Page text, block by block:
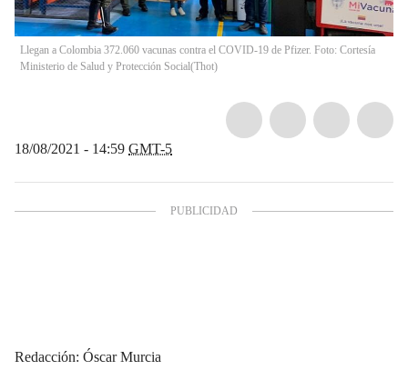
Llegan a Colombia 372.060 vacunas contra el COVID-19 de Pfizer. Foto: Cortesía
Ministerio de Salud y Protección Social(Thot)
18/08/2021 - 14:59 GMT-5
Redacción: Óscar Murcia